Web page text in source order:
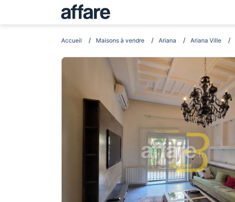
Accueil Maisons à vendre Ariana Ariana Ville